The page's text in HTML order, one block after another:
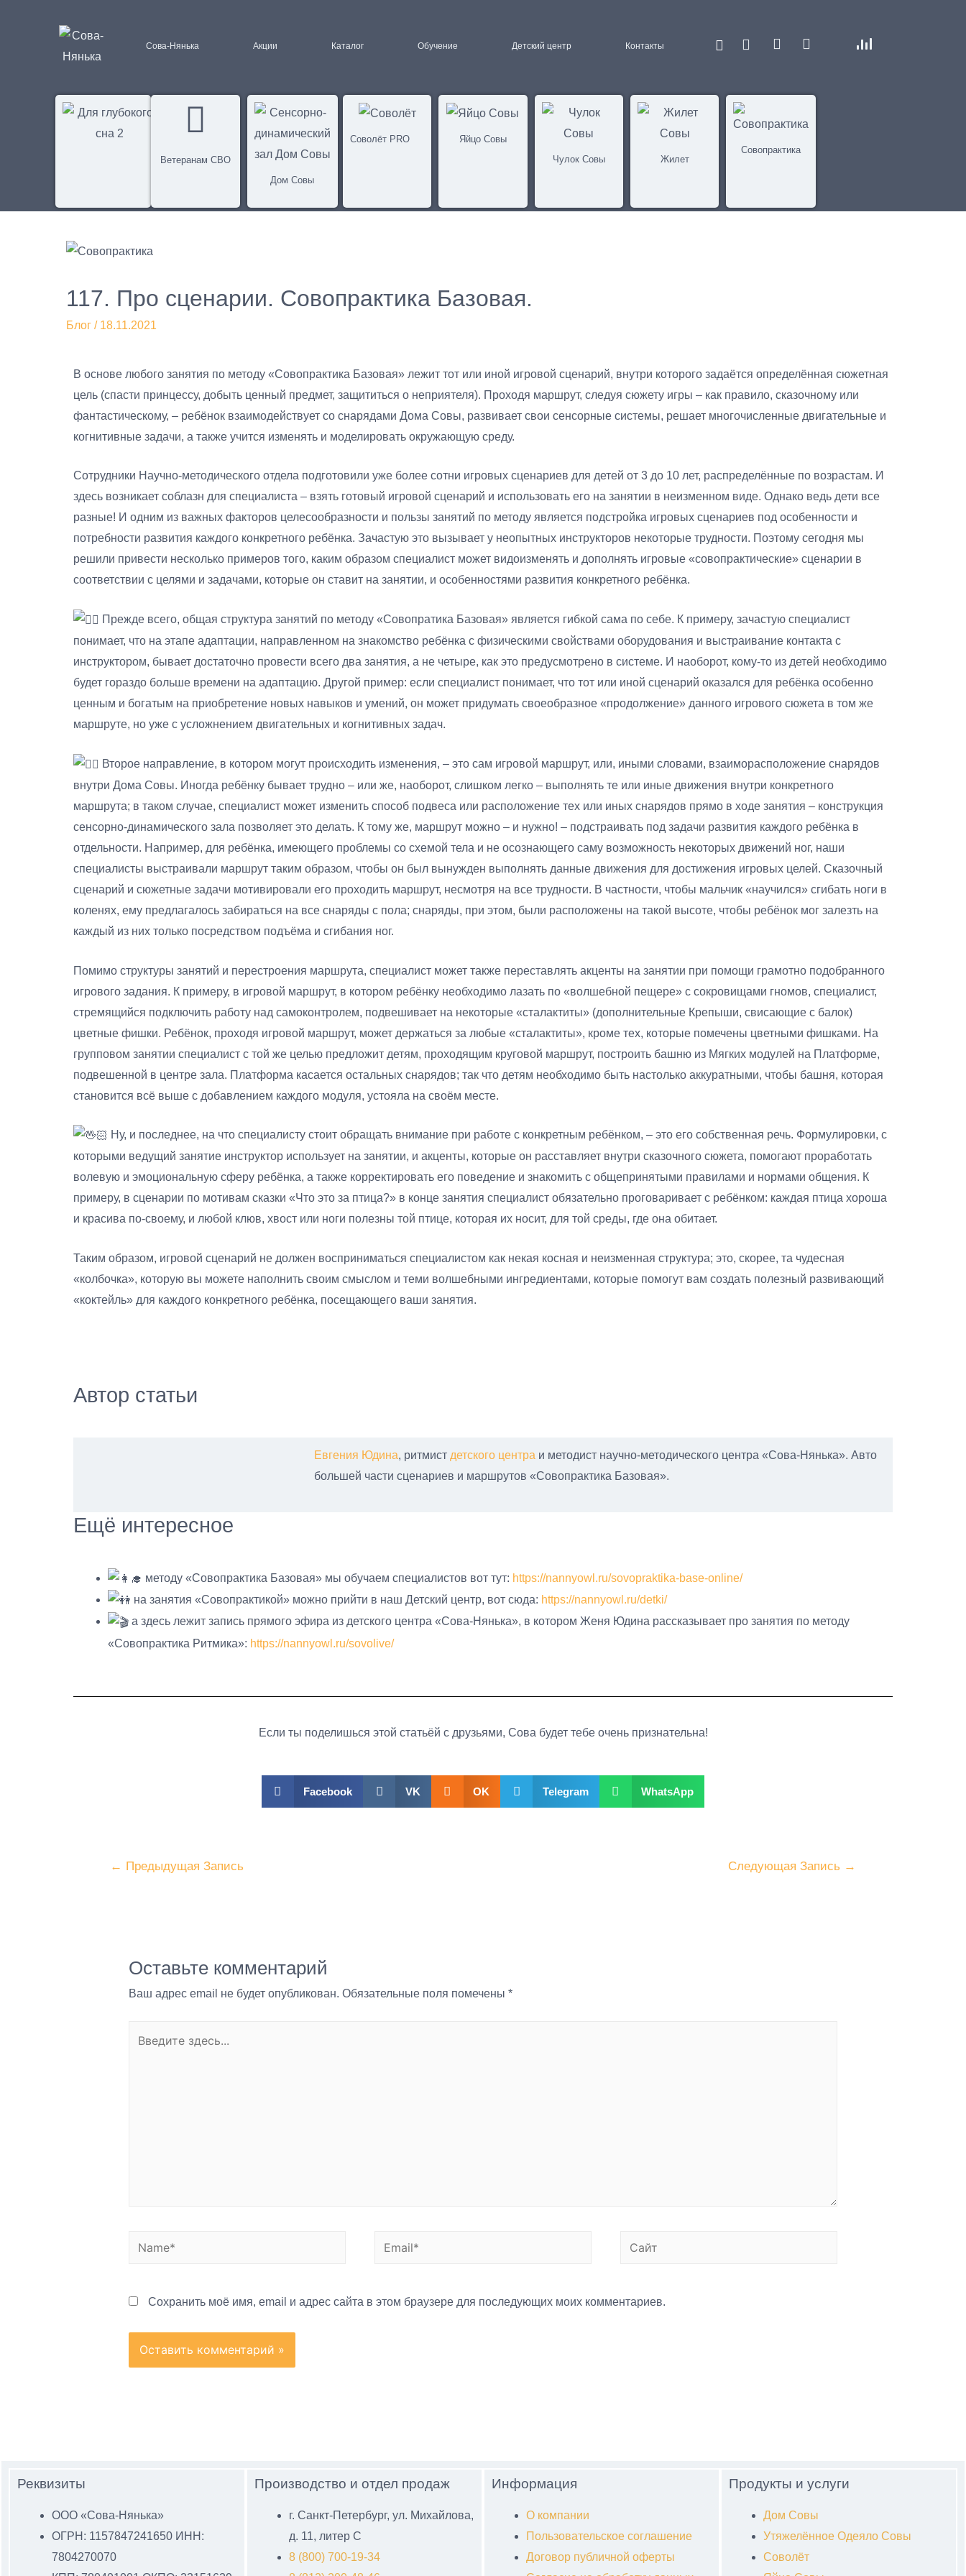
Сова-Нянька Акции Каталог Обучение Детский центр Контакты
Ветеранам СВО
Дом Совы
Соволёт PRO
Яйцо Совы
Чулок Совы
Жилет
Совопрактика
117. Про сценарии. Совопрактика Базовая.
Блог / 18.11.2021
В основе любого занятия по методу «Совопрактика Базовая» лежит тот или иной игровой сценарий, внутри которого задаётся определённая сюжетная
цель (спасти принцессу, добыть ценный предмет, защититься о неприятеля). Проходя маршрут, следуя сюжету игры – как правило, сказочному или
фантастическому, – ребёнок взаимодействует со снарядами Дома Совы, развивает свои сенсорные системы, решает многочисленные двигательные и
когнитивные задачи, а также учится изменять и моделировать окружающую среду.
Сотрудники Научно-методического отдела подготовили уже более сотни игровых сценариев для детей от 3 до 10 лет, распределённые по возрастам. И
здесь возникает соблазн для специалиста – взять готовый игровой сценарий и использовать его на занятии в неизменном виде. Однако ведь дети все
разные! И одним из важных факторов целесообразности и пользы занятий по методу является подстройка игровых сценариев под особенности и
потребности развития каждого конкретного ребёнка. Зачастую это вызывает у неопытных инструкторов некоторые трудности. Поэтому сегодня мы
решили привести несколько примеров того, каким образом специалист может видоизменять и дополнять игровые «совопрактические» сценарии в
соответствии с целями и задачами, которые он ставит на занятии, и особенностями развития конкретного ребёнка.
Прежде всего, общая структура занятий по методу «Совопратика Базовая» является гибкой сама по себе. К примеру, зачастую специалист
понимает, что на этапе адаптации, направленном на знакомство ребёнка с физическими свойствами оборудования и выстраивание контакта с
инструктором, бывает достаточно провести всего два занятия, а не четыре, как это предусмотрено в системе. И наоборот, кому-то из детей необходимо
будет гораздо больше времени на адаптацию. Другой пример: если специалист понимает, что тот или иной сценарий оказался для ребёнка особенно
ценным и богатым на приобретение новых навыков и умений, он может придумать своеобразное «продолжение» данного игрового сюжета в том же
маршруте, но уже с усложнением двигательных и когнитивных задач.
Второе направление, в котором могут происходить изменения, – это сам игровой маршрут, или, иными словами, взаиморасположение снарядов
внутри Дома Совы. Иногда ребёнку бывает трудно – или же, наоборот, слишком легко – выполнять те или иные движения внутри конкретного
маршрута; в таком случае, специалист может изменить способ подвеса или расположение тех или иных снарядов прямо в ходе занятия – конструкция
сенсорно-динамического зала позволяет это делать. К тому же, маршрут можно – и нужно! – подстраивать под задачи развития каждого ребёнка в
отдельности. Например, для ребёнка, имеющего проблемы со схемой тела и не осознающего саму возможность некоторых движений ног, наши
специалисты выстраивали маршрут таким образом, чтобы он был вынужден выполнять данные движения для достижения игровых целей. Сказочный
сценарий и сюжетные задачи мотивировали его проходить маршрут, несмотря на все трудности. В частности, чтобы мальчик «научился» сгибать ноги в
коленях, ему предлагалось забираться на все снаряды с пола; снаряды, при этом, были расположены на такой высоте, чтобы ребёнок мог залезть на
каждый из них только посредством подъёма и сгибания ног.
Помимо структуры занятий и перестроения маршрута, специалист может также переставлять акценты на занятии при помощи грамотно подобранного
игрового задания. К примеру, в игровой маршрут, в котором ребёнку необходимо лазать по «волшебной пещере» с сокровищами гномов, специалист,
стремящийся подключить работу над самоконтролем, подвешивает на некоторые «сталактиты» (дополнительные Крепыши, свисающие с балок)
цветные фишки. Ребёнок, проходя игровой маршрут, может держаться за любые «сталактиты», кроме тех, которые помечены цветными фишками. На
групповом занятии специалист с той же целью предложит детям, проходящим круговой маршрут, построить башню из Мягких модулей на Платформе,
подвешенной в центре зала. Платформа касается остальных снарядов; так что детям необходимо быть настолько аккуратными, чтобы башня, которая
становится всё выше с добавлением каждого модуля, устояла на своём месте.
Ну, и последнее, на что специалисту стоит обращать внимание при работе с конкретным ребёнком, – это его собственная речь. Формулировки, с
которыми ведущий занятие инструктор использует на занятии, и акценты, которые он расставляет внутри сказочного сюжета, помогают проработать
волевую и эмоциональную сферу ребёнка, а также корректировать его поведение и знакомить с общепринятыми правилами и нормами общения. К
примеру, в сценарии по мотивам сказки «Что это за птица?» в конце занятия специалист обязательно проговаривает с ребёнком: каждая птица хороша
и красива по-своему, и любой клюв, хвост или ноги полезны той птице, которая их носит, для той среды, где она обитает.
Таким образом, игровой сценарий не должен восприниматься специалистом как некая косная и неизменная структура; это, скорее, та чудесная
«колбочка», которую вы можете наполнить своим смыслом и теми волшебными ингредиентами, которые помогут вам создать полезный развивающий
«коктейль» для каждого конкретного ребёнка, посещающего ваши занятия.
Автор статьи
Евгения Юдина, ритмист детского центра и методист научно-методического центра «Сова-Нянька». Авто
большей части сценариев и маршрутов «Совопрактика Базовая».
Ещё интересное
методу «Совопрактика Базовая» мы обучаем специалистов вот тут: https://nannyowl.ru/sovopraktika-base-online/
на занятия «Совопрактикой» можно прийти в наш Детский центр, вот сюда: https://nannyowl.ru/detki/
а здесь лежит запись прямого эфира из детского центра «Сова-Нянька», в котором Женя Юдина рассказывает про занятия по методу
«Совопрактика Ритмика»: https://nannyowl.ru/sovolive/
Если ты поделишься этой статьёй с друзьями, Сова будет тебе очень признательна!
Facebook VK OK Telegram WhatsApp
← Предыдущая Запись Следующая Запись →
Оставьте комментарий
Ваш адрес email не будет опубликован. Обязательные поля помечены *
Сохранить моё имя, email и адрес сайта в этом браузере для последующих моих комментариев.
Реквизиты
ООО «Сова-Нянька»
ОГРН: 1157847241650 ИНН:
7804270070
Производство и отдел продаж
г. Санкт-Петербург, ул. Михайлова,
д. 11, литер С
8 (800) 700-19-34
Информация
О компании
Пользовательское соглашение
Договор публичной оферты
Продукты и услуги
Дом Совы
Утяжелённое Одеяло Совы
Соволёт